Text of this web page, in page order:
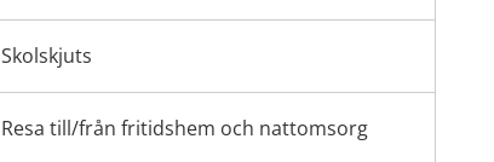
Skolskjuts
Resa till/från fritidshem och nattomsorg